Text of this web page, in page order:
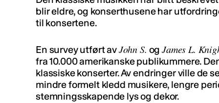
blir eldre, og konserthusene har
til konsertene.
En survey utført avJohn S. ogJames L.
fra 10.000 amerikanske publikummere.
klassiske konserter. Av endringer ville de
mindre formelt kledd musikere, lengre
stemningsskapende lys og dekor.